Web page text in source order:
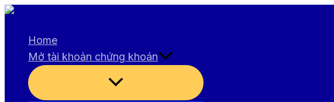
Nhảy
dung
Home
Mở tài khoản chứng khoán
Bật/tắt